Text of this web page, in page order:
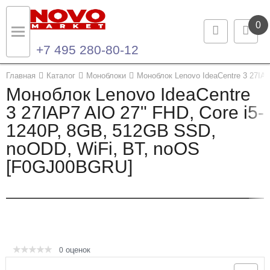
0
+7 495 280-80-12
Главная Каталог Моноблоки Моноблок Lenovo IdeaCentre 3
Моноблок Lenovo IdeaCentre
3 27IAP7 AIO 27" FHD, Core i5-
1240P, 8GB, 512GB SSD,
noODD, WiFi, BT, noOS
[F0GJ00BGRU]
0 оценок
Назад
Каталог продукции
Ноутбуки и ультрабуки
Компьютеры
Назад
Контакты
Контактная информация